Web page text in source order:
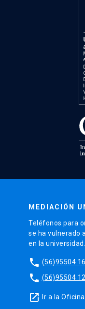
MEDIACIÓN
Teléfonos para
se ha vulnerado
en la universidad.
phone (56)95504
phone (56)95504
launch Ir a la